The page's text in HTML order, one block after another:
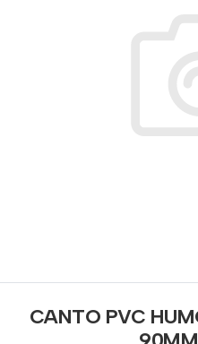
CANTO PVC